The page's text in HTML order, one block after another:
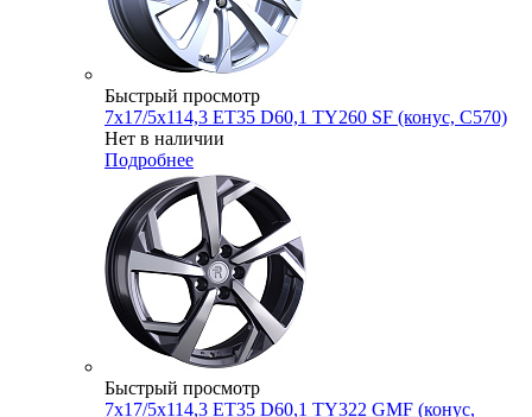
Быстрый просмотр
7x17/5x114,3 ET35 D60,1 TY260 SF (конус, C570)
Нет в наличии
Подробнее
Быстрый просмотр
7x17/5x114,3 ET35 D60,1 TY322 GMF (конус,